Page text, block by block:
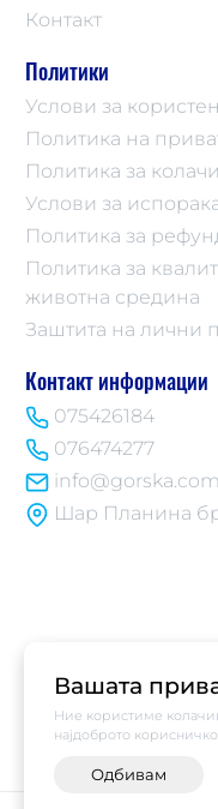
Вашата
Ние користиме
најдоброто
Одбивам
Контакт
Политики
Услови за
Политика на
Политика за
Услови за
Политика за
Политика за
животна средина
Заштита на лични
Контакт информации
075426184
076474277
Шар Планина